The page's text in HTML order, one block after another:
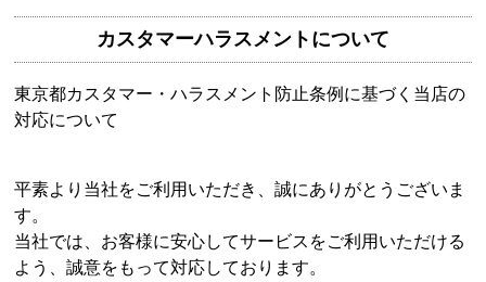
カスタマーハラスメントについて
東京都カスタマー・ハラスメント防止条例に基づく当店の
対応について
平素より当社をご利用いただき、誠にありがとうございま
す。
当社では、お客様に安心してサービスをご利用いただける
よう、誠意をもって対応しております。